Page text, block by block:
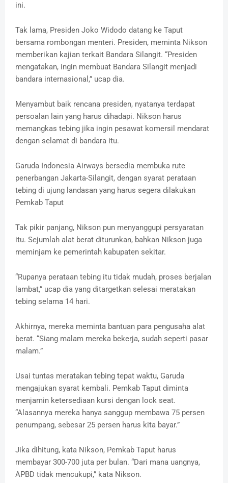
ini.
Tak lama, Presiden Joko Widodo datang ke Taput
bersama rombongan menteri. Presiden, meminta Nikson
memberikan kajian terkait Bandara Silangit. “Presiden
mengatakan, ingin membuat Bandara Silangit menjadi
bandara internasional,” ucap dia.
Menyambut baik rencana presiden, nyatanya terdapat
persoalan lain yang harus dihadapi. Nikson harus
memangkas tebing jika ingin pesawat komersil mendarat
dengan selamat di bandara itu.
Garuda Indonesia Airways bersedia membuka rute
penerbangan Jakarta-Silangit, dengan syarat perataan
tebing di ujung landasan yang harus segera dilakukan
Pemkab Taput
Tak pikir panjang, Nikson pun menyanggupi persyaratan
itu. Sejumlah alat berat diturunkan, bahkan Nikson juga
meminjam ke pemerintah kabupaten sekitar.
“Rupanya perataan tebing itu tidak mudah, proses berjalan
lambat,” ucap dia yang ditargetkan selesai meratakan
tebing selama 14 hari.
Akhirnya, mereka meminta bantuan para pengusaha alat
berat. “Siang malam mereka bekerja, sudah seperti pasar
malam.”
Usai tuntas meratakan tebing tepat waktu, Garuda
mengajukan syarat kembali. Pemkab Taput diminta
menjamin ketersediaan kursi dengan lock seat.
“Alasannya mereka hanya sanggup membawa 75 persen
penumpang, sebesar 25 persen harus kita bayar.”
Jika dihitung, kata Nikson, Pemkab Taput harus
membayar 300-700 juta per bulan. “Dari mana uangnya,
APBD tidak mencukupi,” kata Nikson.